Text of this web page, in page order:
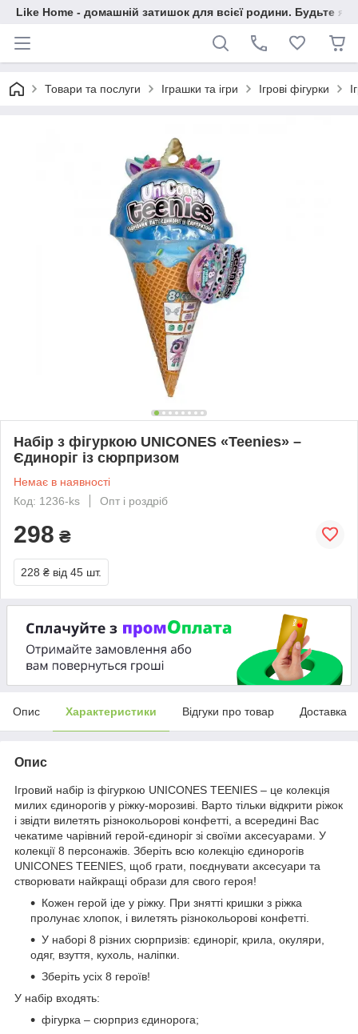
Like Home - домашній затишок для всієї родини. Будьте як
Товари та послуги Іграшки та ігри Ігрові фігурки
Набір з фігуркою UNICONES «Teenies» –
Єдиноріг із сюрпризом
Немає в наявності
Код: 1236-ks
Опт і роздріб
298 ₴
228 ₴ від 45 шт.
Опис Характеристики Відгуки про товар Доставка
Опис
Ігровий набір із фігуркою UNICONES TEENIES – це колекція
милих єдинорогів у ріжку-морозиві. Варто тільки відкрити ріжок
і звідти вилетять різнокольорові конфетті, а всередині Вас
чекатиме чарівний герой-єдиноріг зі своїми аксесуарами. У
колекції 8 персонажів. Зберіть всю колекцію єдинорогів
UNICONES TEENIES, щоб грати, поєднувати аксесуари та
створювати найкращі образи для свого героя!
Кожен герой іде у ріжку. При знятті кришки з ріжка
пролунає хлопок, і вилетять різнокольорові конфетті.
У наборі 8 різних сюрпризів: єдиноріг, крила, окуляри,
одяг, взуття, кухоль, наліпки.
Зберіть усіх 8 героїв!
У набір входять:
фігурка – сюрприз єдинорога;